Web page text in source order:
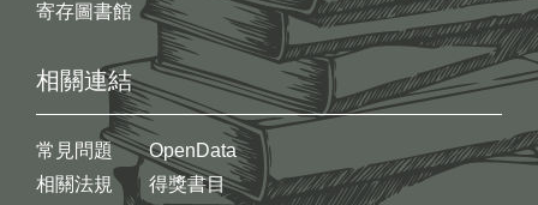
寄存圖書館
相關連結
常見問題
相關法規
OpenData
得獎書目